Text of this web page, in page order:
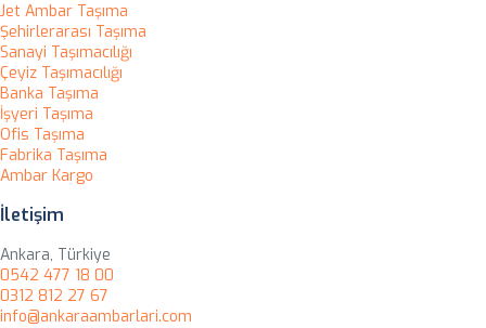
Jet Ambar Taşıma
Şehirlerarası Taşıma
Sanayi Taşımacılığı
Çeyiz Taşımacılığı
Banka Taşıma
İşyeri Taşıma
Ofis Taşıma
Fabrika Taşıma
Ambar Kargo
İletişim
Ankara, Türkiye
0542 477 18 00
0312 812 27 67
info@ankaraambarlari.com